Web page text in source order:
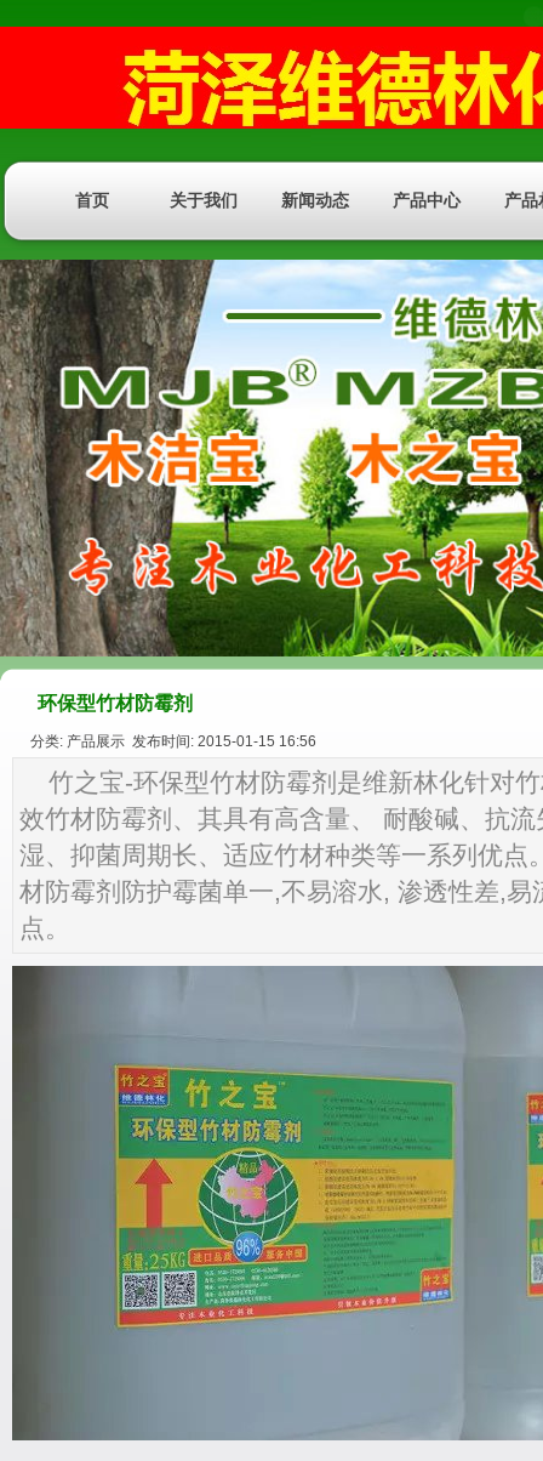
首页 关于我们 新闻动态 产品中心 产品
环保型竹材防霉剂
分类: 产品展示 发布时间: 2015-01-15 16:56
竹之宝-环保型竹材防霉剂是维新林化针对
效竹材防霉剂、其具有高含量、 耐酸碱、抗
湿、抑菌周期长、适应竹材种类等一系列优点
材防霉剂防护霉菌单一,不易溶水, 渗透性差,
点。